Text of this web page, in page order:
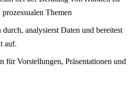
Themen
analysierst Daten und bereitest
auf.
für Vorstellungen, Präsentationen und